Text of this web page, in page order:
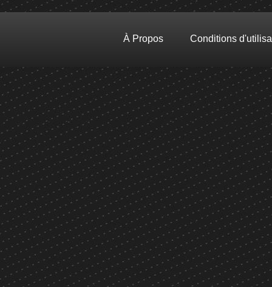
À Propos Conditions